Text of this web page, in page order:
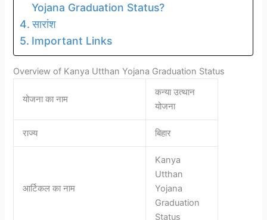
Yojana Graduation Status?
सारांश
Important Links
Overview of Kanya Utthan Yojana Graduation Status
योजना का नाम
कन्या उत्थान
योजना
राज्य बिहार
आर्टिकल का नाम
Kanya
Utthan
Yojana
Graduation
Status